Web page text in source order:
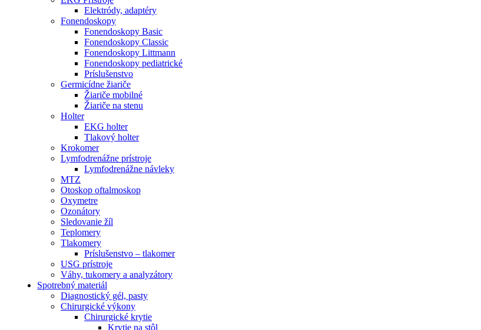
Elektródy, adaptéry
Fonendoskopy
Fonendoskopy Basic
Fonendoskopy Classic
Fonendoskopy Littmann
Fonendoskopy pediatrické
Príslušenstvo
Germicídne žiariče
Žiariče mobilné
Žiariče na stenu
Holter
EKG holter
Tlakový holter
Krokomer
Lymfodrenážne prístroje
Lymfodrenážne návleky
MTZ
Otoskop oftalmoskop
Oxymetre
Ozonátory
Sledovanie žíl
Teplomery
Tlakomery
Príslušenstvo – tlakomer
USG prístroje
Váhy, tukomery a analyzátory
Spotrebný materiál
Diagnostický gél, pasty
Chirurgické výkony
Chirurgické krytie
Krytie na stôl